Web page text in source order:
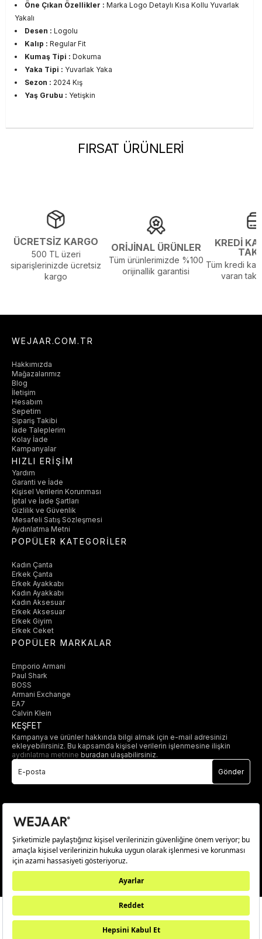
Öne Çıkan Özellikler : Marka Logo Detaylı Kısa Kollu Yuvarlak
Yakalı
Desen : Logolu
Kalıp : Regular Fit
Kumaş Tipi : Dokuma
Yaka Tipi : Yuvarlak Yaka
Sezon : 2024 Kış
Yaş Grubu : Yetişkin
FIRSAT ÜRÜNLERİ
ÜCRETSİZ KARGO
500 TL üzeri
siparişlerinizde ücretsiz
kargo
ORİJİNAL ÜRÜNLER
Tüm ürünlerimizde %100
orijinallik garantisi
KREDİ
Tüm kredi
varan
WEJAAR.COM.TR
Hakkımızda
Mağazalarımız
Blog
İletişim
Hesabım
Sepetim
Sipariş Takibi
İade Taleplerim
Kolay İade
Kampanyalar
HIZLI ERİŞİM
Yardım
Garanti ve İade
Kişisel Verilerin Korunması
İptal ve İade Şartları
Gizlilik ve Güvenlik
Mesafeli Satış Sözleşmesi
Aydınlatma Metni
POPÜLER KATEGORİLER
Kadın Çanta
Erkek Çanta
Erkek Ayakkabı
Kadın Ayakkabı
Kadın Aksesuar
Erkek Aksesuar
Erkek Giyim
Erkek Ceket
POPÜLER MARKALAR
Emporio Armani
Paul Shark
BOSS
Armani Exchange
EA7
Calvin Klein
KEŞFET
Kampanya ve ürünler hakkında bilgi almak için e-mail adresinizi
ekleyebilirsiniz. Bu kapsamda kişisel verilerin işlenmesine ilişkin
aydınlatma metnine buradan ulaşabilirsiniz.
Gönder
© 2025 wejaar.com.tr. tüm hakları saklıdır.